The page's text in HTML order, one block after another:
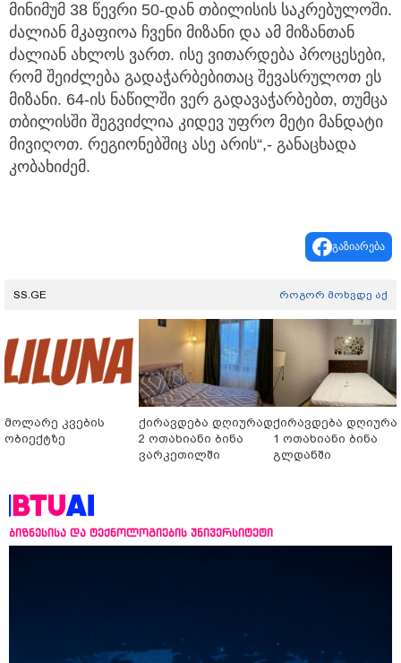
მინიმუმ 38 წევრი 50-დან თბილისის საკრებულოში.
ძალიან მკაფიოა ჩვენი მიზანი და ამ მიზანთან
ძალიან ახლოს ვართ. ისე ვითარდება პროცესები,
რომ შეიძლება გადაჭარბებითაც შევასრულოთ ეს
მიზანი. 64-ის ნაწილში ვერ გადავაჭარბებთ, თუმცა
თბილისში შეგვიძლია კიდევ უფრო მეტი მანდატი
მივიღოთ. რეგიონებშიც ასე არის“,- განაცხადა
კობახიძემ.
გაზიარება
SS.GE როგორ მოხვდე აქ
მოლარე კვების
ობიექტზე
ქირავდება დღიურად
2 ოთახიანი ბინა
ვარკეთილში
ქირავდება
1 ოთახიანი ბინა
გლდანში
ბიზნესისა და ტექნოლოგიების უნივერსიტეტი